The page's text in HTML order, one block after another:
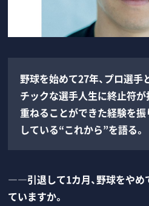
野球を始めて27年、プロ選手
チックな選手人生に終止符
重ねることができた経験を振
している“これから”を語る。
――引退して1カ月、野球をやめ
ていますか。